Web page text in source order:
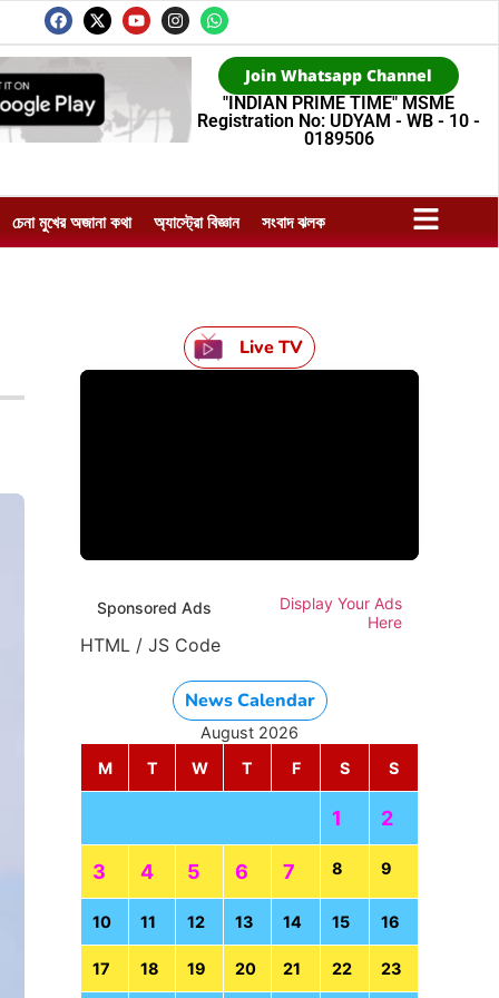
Join Whatsapp Channel
"INDIAN PRIME TIME" MSME
Registration No: UDYAM - WB - 10 -
0189506
চেনা মুখের অজানা কথা অ্যাস্ট্রো বিজ্ঞান সংবাদ ঝলক
Live TV
Sponsored Ads
Display Your Ads
Here
HTML / JS Code
News Calendar
August 2026
M
T W T F S S
1 2
3 4 5 6 7 8 9
10 11 12 13 14 15 16
17 18 19 20 21 22 23